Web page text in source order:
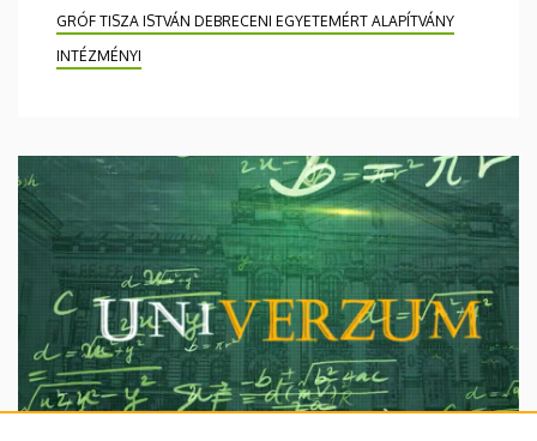
GRÓF TISZA ISTVÁN DEBRECENI EGYETEMÉRT ALAPÍTVÁNY
INTÉZMÉNYI